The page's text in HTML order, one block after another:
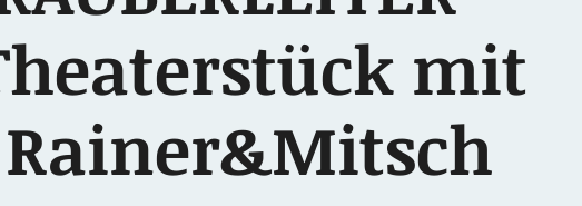
mit
Rainer&Mitsch